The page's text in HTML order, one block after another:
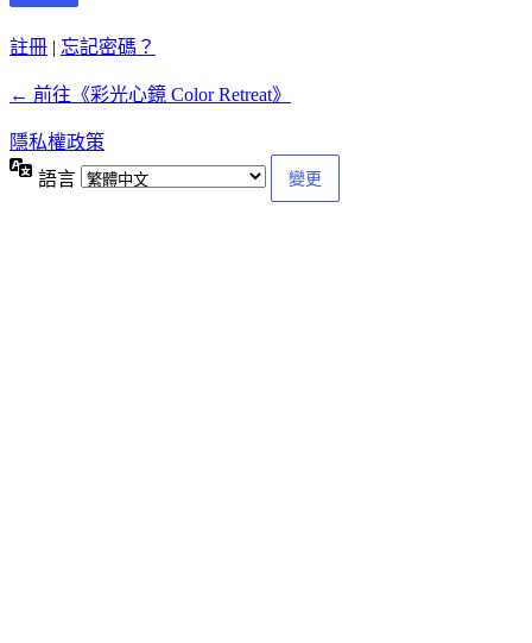
註冊 | 忘記密碼？
← 前往《彩光心鏡 Color Retreat》
隱私權政策
語言